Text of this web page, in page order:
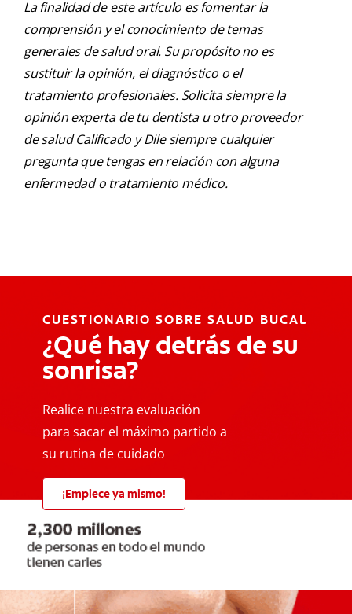
La finalidad de este artículo es fomentar la
comprensión y el conocimiento de temas
generales de salud oral. Su propósito no es
sustituir la opinión, el diagnóstico o el
tratamiento profesionales. Solicita siempre la
opinión experta de tu dentista u otro proveedor
de salud Calificado y Dile siempre cualquier
pregunta que tengas en relación con alguna
enfermedad o tratamiento médico.
CUESTIONARIO SOBRE SALUD BUCAL
¿Qué hay detrás de su
sonrisa?
Realice nuestra evaluación
para sacar el máximo partido a
su rutina de cuidado
¡Empiece ya mismo!